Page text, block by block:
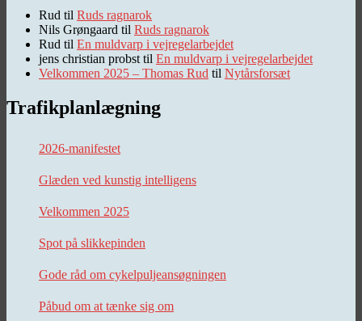
Rud til Ruds ragnarok
Nils Grøngaard til Ruds ragnarok
Rud til En muldvarp i vejregelarbejdet
jens christian probst til En muldvarp i vejregelarbejdet
Velkommen 2025 – Thomas Rud til Nytårsforsæt
Trafikplanlægning
2026-manifestet
Glæden ved kunstig intelligens
Velkommen 2025
Spot på slikkepinden
Gode råd om cykelpuljeansøgningen
Påbud om at tænke sig om